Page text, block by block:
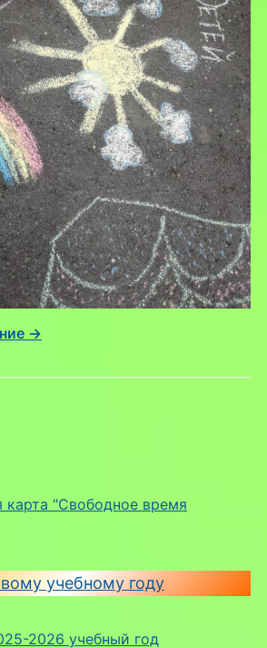
"Свободное время
учебному году
2026 учебный год
→